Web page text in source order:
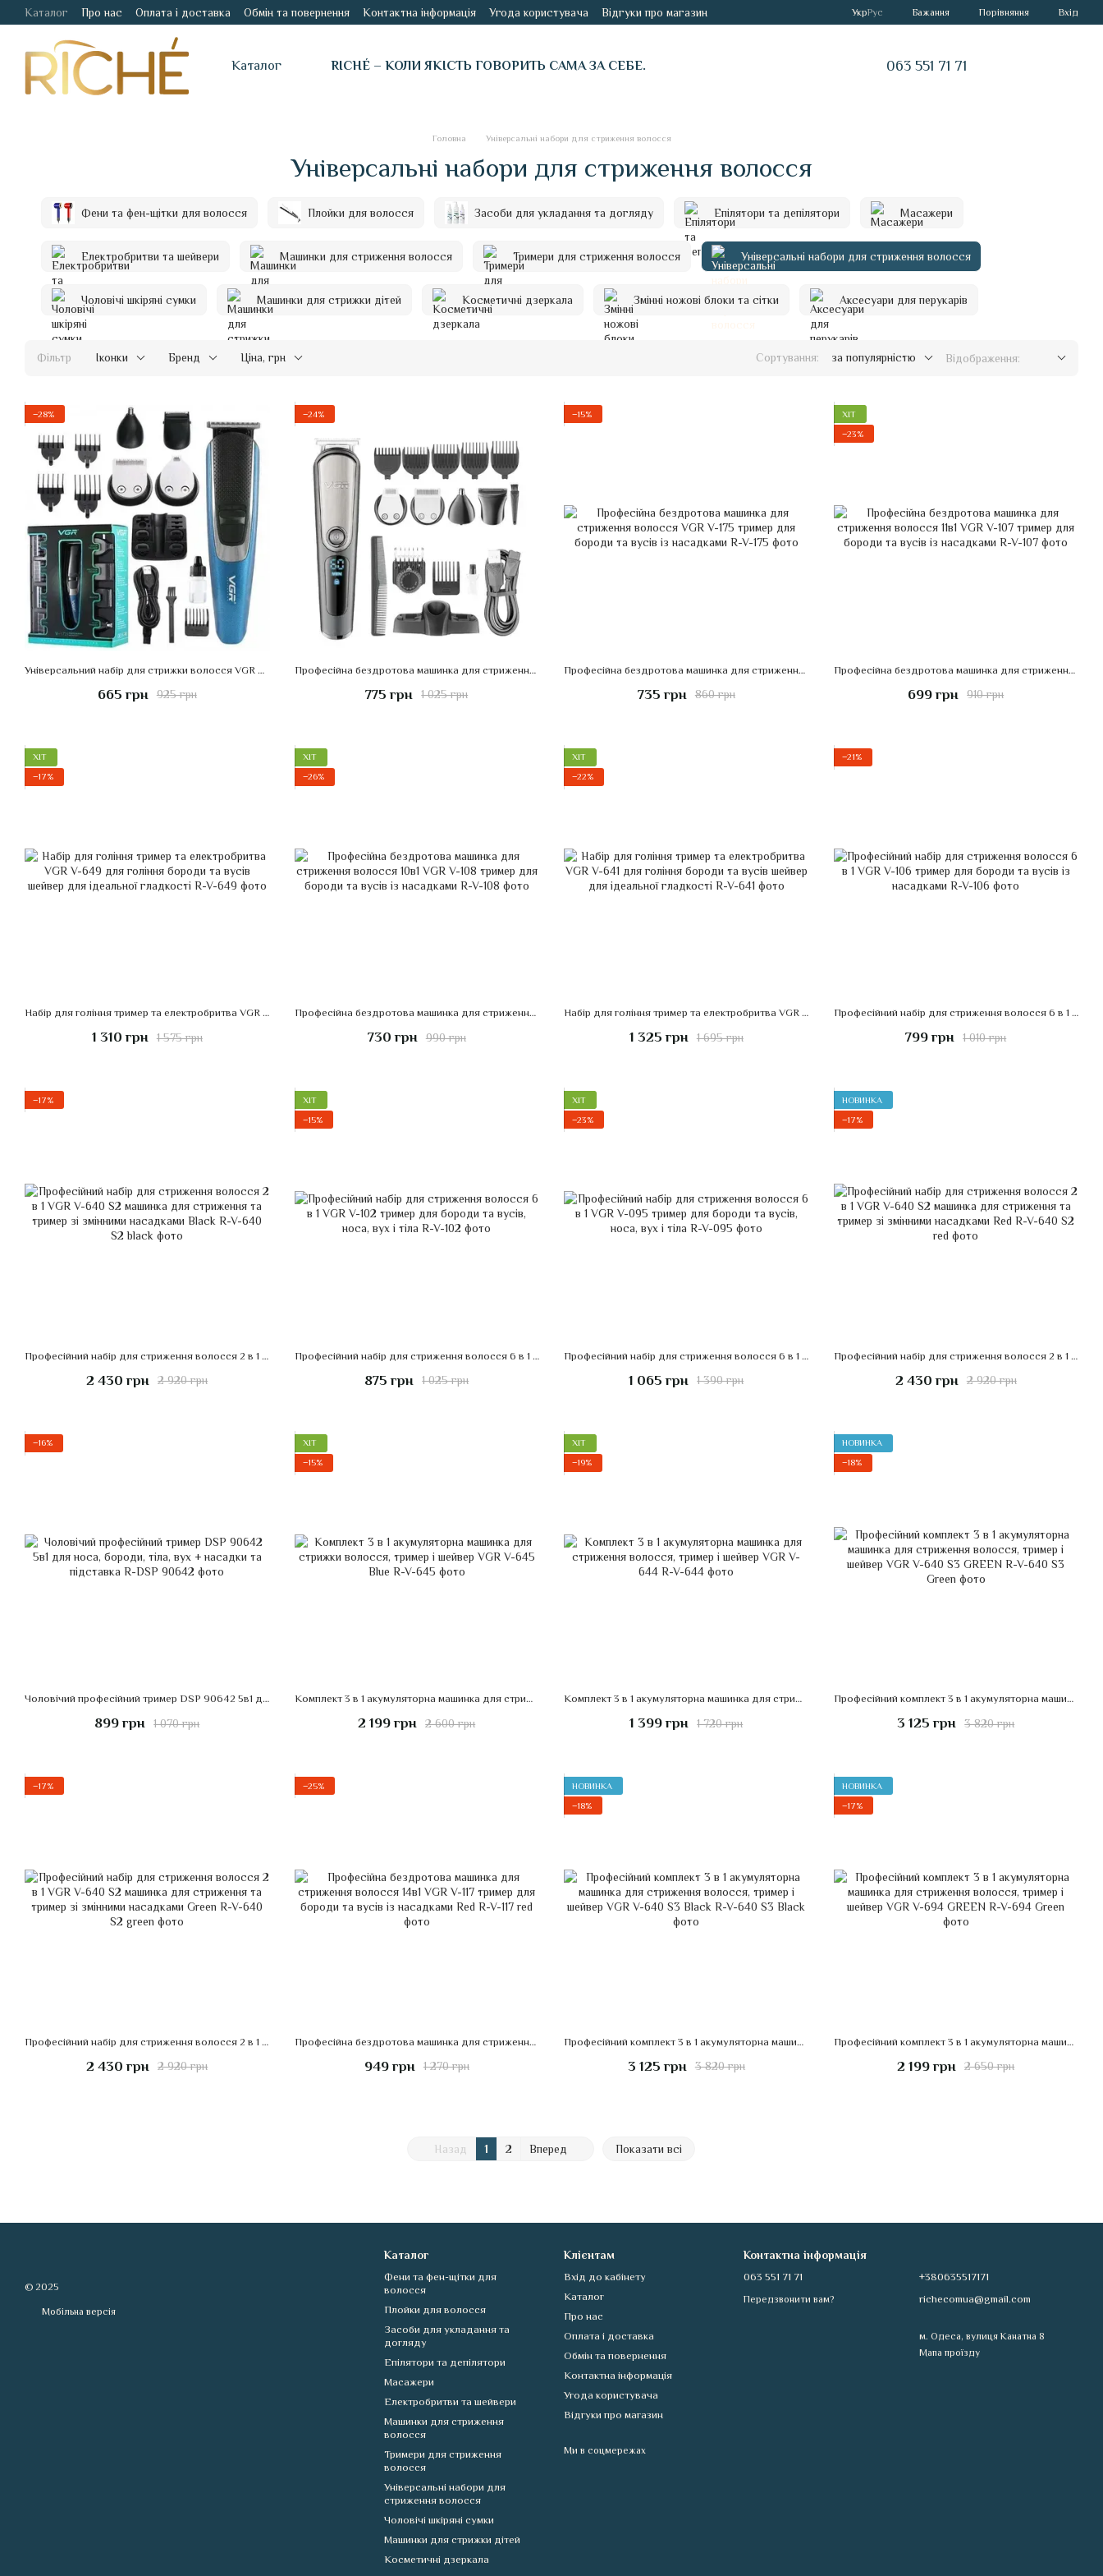
Перейти до основного контенту
Каталог Про нас Оплата і доставка Обмін та повернення Контактна інформація Угода користувача Відгуки про магазин УкрРус Бажання Порівняння Вхід
Каталог RICHÉ – КОЛИ ЯКІСТЬ ГОВОРИТЬ САМА ЗА СЕБЕ. 063 551 71 71
Головна Універсальні набори для стриження волосся
Універсальні набори для стриження волосся
Фени та фен-щітки для волосся Плойки для волосся Засоби для укладання та догляду Епілятори та депілятори Масажери
Електробритви та шейвери Машинки для стриження волосся Тримери для стриження волосся Універсальні набори для стриження волосся
Чоловічі шкіряні сумки Машинки для стрижки дітей Косметичні дзеркала Змінні ножові блоки та сітки Аксесуари для перукарів
Фільтр Іконки Бренд Ціна, грн Сортування: за популярністю Відображення:
−28%
Універсальний набір для стрижки волосся VGR V-172 тример для вусів бороди бороди носа і вух
925 грн
665 грн
−24%
Професійна бездротова машинка для стриження волосся VGR V-105 тример для бороди та вусів із насадками
1 025 грн
775 грн
−15%
Професійна бездротова машинка для стриження волосся VGR V-175 тример для бороди та вусів із насадками
860 грн
735 грн
ХІТ
−23%
Професійна бездротова машинка для стриження волосся 11в1 VGR V-107 тример для бороди та вусів із насадками
910 грн
699 грн
ХІТ
−17%
Набір для гоління тример та електробритва VGR V-649 для гоління бороди та вусів шейвер для ідеальної гладкості
1 575 грн
1 310 грн
ХІТ
−26%
Професійна бездротова машинка для стриження волосся 10в1 VGR V-108 тример для бороди та вусів із насадками
990 грн
730 грн
ХІТ
−22%
Набір для гоління тример та електробритва VGR V-641 для гоління бороди та вусів шейвер для ідеальної гладкості
1 695 грн
1 325 грн
−21%
Професійний набір для стриження волосся 6 в 1 VGR V-106 тример для бороди та вусів із насадками
1 010 грн
799 грн
−17%
Професійний набір для стриження волосся 2 в 1 VGR V-640 S2 машинка для стриження та тример зі змінними насадками Black
2 920 грн
2 430 грн
ХІТ
−15%
Професійний набір для стриження волосся 6 в 1 VGR V-102 тример для бороди та вусів, носа, вух і тіла
1 025 грн
875 грн
ХІТ
−23%
Професійний набір для стриження волосся 6 в 1 VGR V-095 тример для бороди та вусів, носа, вух і тіла
1 390 грн
1 065 грн
НОВИНКА
−17%
Професійний набір для стриження волосся 2 в 1 VGR V-640 S2 машинка для стриження та тример зі змінними насадками Red
2 920 грн
2 430 грн
−16%
Чоловічий професійний тример DSP 90642 5в1 для носа, бороди, тіла, вух + насадки та підставка
1 070 грн
899 грн
ХІТ
−15%
Комплект 3 в 1 акумуляторна машинка для стрижки волосся, тример і шейвер VGR V-645 Blue
2 600 грн
2 199 грн
ХІТ
−19%
Комплект 3 в 1 акумуляторна машинка для стриження волосся, тример і шейвер VGR V-644
1 720 грн
1 399 грн
НОВИНКА
−18%
Професійний комплект 3 в 1 акумуляторна машинка для стриження волосся, тример і шейвер VGR V-640 S3 GREEN
3 820 грн
3 125 грн
−17%
Професійний набір для стриження волосся 2 в 1 VGR V-640 S2 машинка для стриження та тример зі змінними насадками Green
2 920 грн
2 430 грн
−25%
Професійна бездротова машинка для стриження волосся 14в1 VGR V-117 тример для бороди та вусів із насадками Red
1 270 грн
949 грн
НОВИНКА
−18%
Професійний комплект 3 в 1 акумуляторна машинка для стриження волосся, тример і шейвер VGR V-640 S3 Black
3 820 грн
3 125 грн
НОВИНКА
−17%
Професійний комплект 3 в 1 акумуляторна машинка для стриження волосся, тример і шейвер VGR V-694 GREEN
2 650 грн
2 199 грн
Назад 1 2 Вперед Показати всі
© 2025
Мобільна версія
Каталог
Фени та фен-щітки для
волосся
Плойки для волосся
Засоби для укладання та
догляду
Епілятори та депілятори
Масажери
Електробритви та шейвери
Машинки для стриження
волосся
Тримери для стриження
волосся
Універсальні набори для
стриження волосся
Чоловічі шкіряні сумки
Машинки для стрижки дітей
Косметичні дзеркала
Клієнтам
Вхід до кабінету
Каталог
Про нас
Оплата і доставка
Обмін та повернення
Контактна інформація
Угода користувача
Відгуки про магазин
Ми в соцмережах
Контактна інформація
063 551 71 71
Передзвонити вам?
+380635517171
richecomua@gmail.com
м. Одеса, вулиця Канатна 8
Мапа проїзду